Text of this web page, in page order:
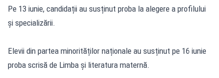
Pe 13 iunie, candidații au susținut proba la alegere a profilului
și specializării.
Elevii din partea minorităților naționale au susținut pe 16 iunie
proba scrisă de Limba și literatura maternă.